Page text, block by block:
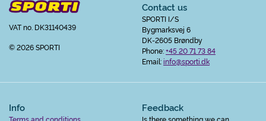
VAT no. DK31140439
© 2026 SPORTI
Contact us
SPORTI I/S
Bygmarksvej 6
DK-2605 Brøndby
Phone:+45 20 71 73 84
Email:info@sporti.dk
Info
Terms and conditions
Feedback
Is there something we can